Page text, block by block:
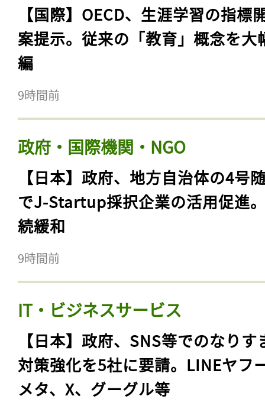
【国際】OECD、生涯学習の指標
案提示。従来の「教育」概念を大
編
9時間前
政府・国際機関・NGO
【日本】政府、地方自治体の4号
でJ-Startup採択企業の活用促進
続緩和
9時間前
IT・ビジネスサービス
【日本】政府、SNS等でのなりす
対策強化を5社に要請。LINEヤフ
メタ、X、グーグル等